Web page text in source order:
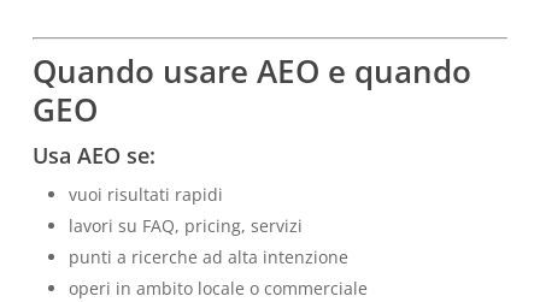
Quando usare AEO e quando
GEO
Usa AEO se:
vuoi risultati rapidi
lavori su FAQ, pricing, servizi
punti a ricerche ad alta intenzione
operi in ambito locale o commerciale